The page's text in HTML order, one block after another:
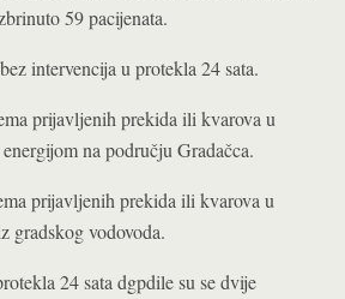
59 pacijenata.
intervencija u protekla 24 sata.
prijavljenih prekida ili kvarova u
na području Gradačca.
prijavljenih prekida ili kvarova u
gradskog vodovoda.
24 sata dgpdile su se dvije